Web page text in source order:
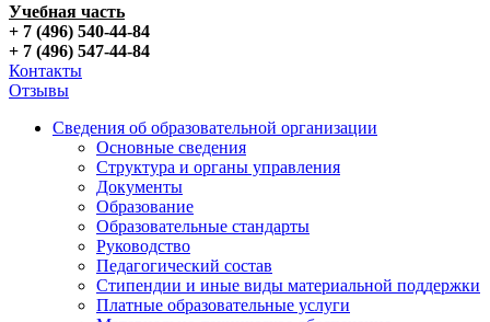
Учебная часть
+ 7 (496) 540-44-84
+ 7 (496) 547-44-84
Контакты
Отзывы
Сведения об образовательной организации
Основные сведения
Структура и органы управления
Документы
Образование
Образовательные стандарты
Руководство
Педагогический состав
Стипендии и иные виды материальной поддержки
Платные образовательные услуги